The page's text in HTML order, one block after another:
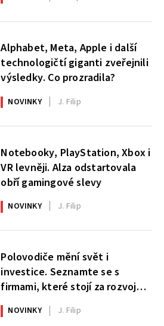
Alphabet, Meta, Apple i další
technologičtí giganti zveřejnili
výsledky. Co prozradila?
NOVINKY J. Filip
Notebooky, PlayStation, Xbox i
VR levněji. Alza odstartovala
obří gamingové slevy
NOVINKY J. Filip
Polovodiče mění svět i
investice. Seznamte se s
firmami, které stojí za rozvojem
umělé inteligence
NOVINKY J. Filip